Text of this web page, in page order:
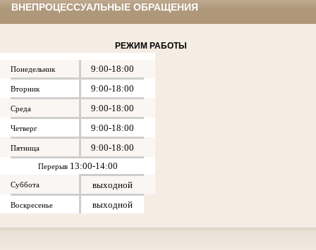
ВНЕПРОЦЕССУАЛЬНЫЕ ОБРАЩЕНИЯ
РЕЖИМ РАБОТЫ
Понедельник 9:00-18:00
Вторник 9:00-18:00
Среда 9:00-18:00
Четверг 9:00-18:00
Пятница 9:00-18:00
Перерыв 13:00-14:00
Суббота выходной
Воскресенье выходной